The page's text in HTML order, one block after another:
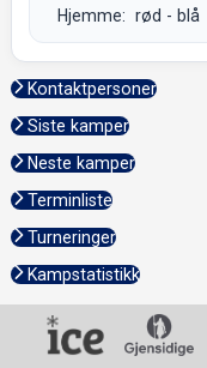
Hjemme: rød - blå
Kontaktpersoner
Siste kamper
Neste kamper
Terminliste
Turneringer
Kampstatistikk